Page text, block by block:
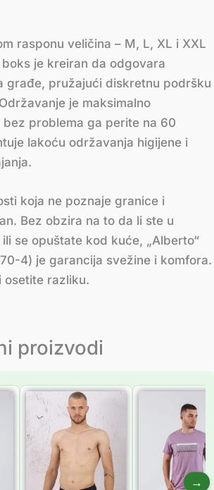
rasponu veličina – M, L, XL i XXL
boks je kreiran da odgovara
građe, pružajući diskretnu podršku
je maksimalno
bez problema ga perite na 60
lakoću održavanja higijene i
koja ne poznaje granice i
Bez obzira na to da li ste u
se opuštate kod kuće, „Alberto“
4) je garancija svežine i komfora.
osetite razliku.
proizvodi
→